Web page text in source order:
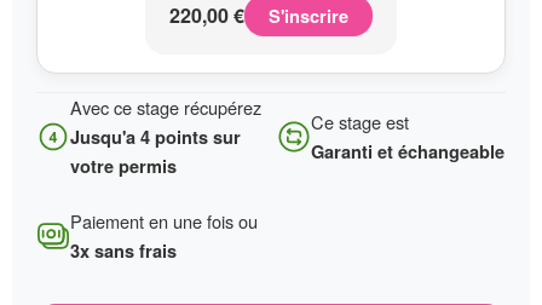
220,00€ S'inscrire
Avec ce stage récupérez
Jusqu'a 4 points sur
votre permis
Ce stage est
Garanti et échangeable
Paiement en une fois ou
3x sans frais